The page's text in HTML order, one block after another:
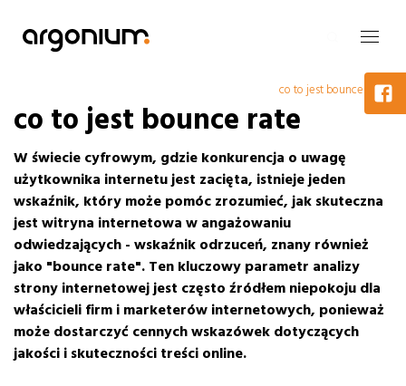
co to jest bounce rate
co to jest bounce rate
W świecie cyfrowym, gdzie konkurencja o uwagę
użytkownika internetu jest zacięta, istnieje jeden
wskaźnik, który może pomóc zrozumieć, jak skuteczna
jest witryna internetowa w angażowaniu
odwiedzających - wskaźnik odrzuceń, znany również
jako "bounce rate". Ten kluczowy parametr analizy
strony internetowej jest często źródłem niepokoju dla
właścicieli firm i marketerów internetowych, ponieważ
może dostarczyć cennych wskazówek dotyczących
jakości i skuteczności treści online.